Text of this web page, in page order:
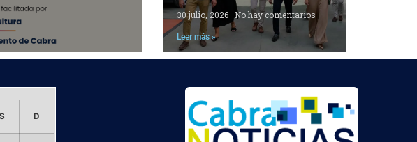
30 julio, 2026 No hay comentarios
Leer más »
S D